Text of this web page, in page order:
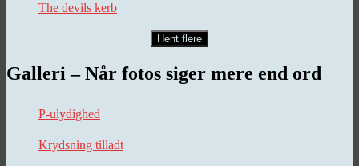
The devils kerb
Hent flere
Galleri – Når fotos siger mere end ord
P-ulydighed
Krydsning tilladt